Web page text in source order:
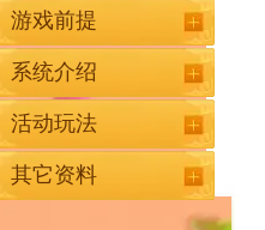
游戏前提
系统介绍
活动玩法
其它资料